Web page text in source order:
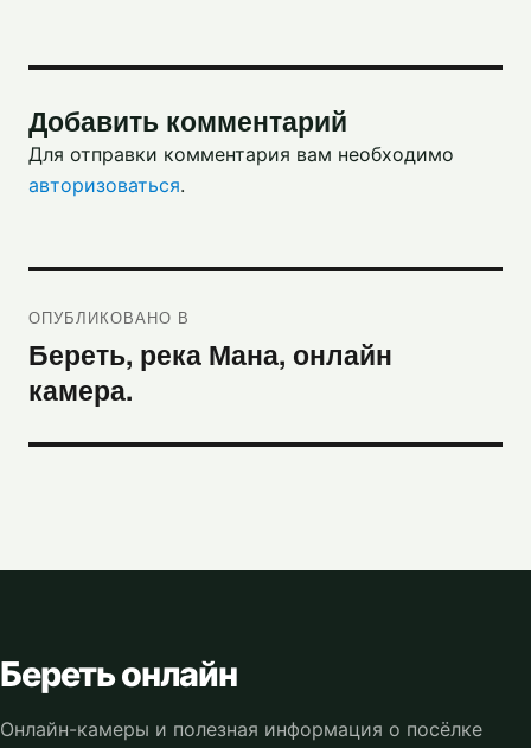
Добавить комментарий
Для отправки комментария вам необходимо
авторизоваться.
по
записям
ОПУБЛИКОВАНО В
Береть, река Мана, онлайн
камера.
Береть онлайн
Онлайн-камеры и полезная информация о посёлке